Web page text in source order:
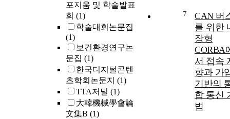
포지움 및 학술발표
회 (1)
학술대회논문집
(1)
보건환경연구논
문집 (1)
한국디지털콘텐
츠학회논문지 (1)
TTA저널 (1)
大韓機械學會論
文集B (1)
7
CAN 버
를 위한
장형
CORBA
서 접속
향과 가
기반의
합 통신
법